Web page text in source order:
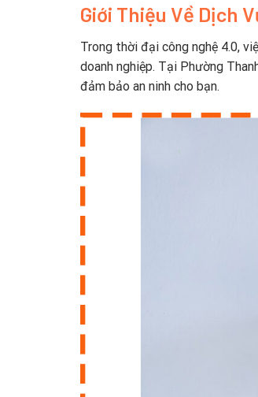
Giới Thiệu Về Dịch
Trong thời đại công nghệ 4.0,
doanh nghiệp. Tại Phường
đảm bảo an ninh cho bạn.